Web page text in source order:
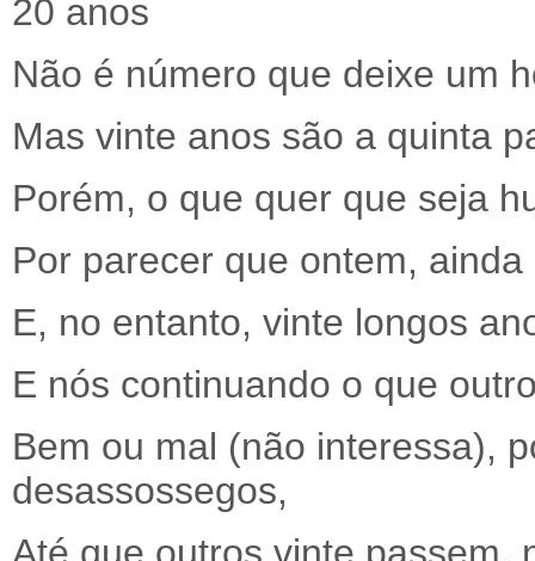
20 anos
Não é número que deixe um
Mas vinte anos são a quinta
Porém, o que quer que seja
Por parecer que ontem,
E, no entanto, vinte longos
E nós continuando o que
Bem ou mal (não interessa),
desassossegos,